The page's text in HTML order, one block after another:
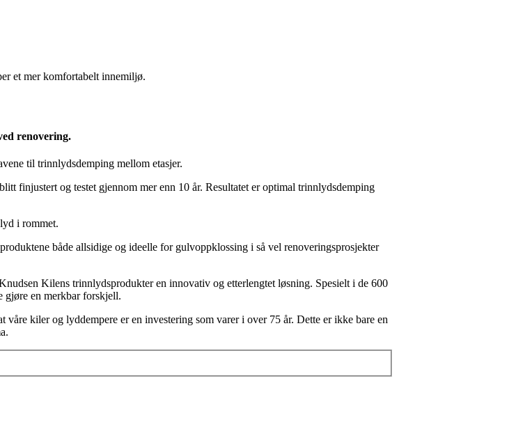
et mer komfortabelt innemiljø.
renovering.
til trinnlydsdemping mellom etasjer.
finjustert og testet gjennom mer enn 10 år. Resultatet er optimal trinnlydsdemping
i rommet.
både allsidige og ideelle for gulvoppklossing i så vel renoveringsprosjekter
Kilens trinnlydsprodukter en innovativ og etterlengtet løsning. Spesielt i de 600
gjøre en merkbar forskjell.
kiler og lyddempere er en investering som varer i over 75 år. Dette er ikke bare en